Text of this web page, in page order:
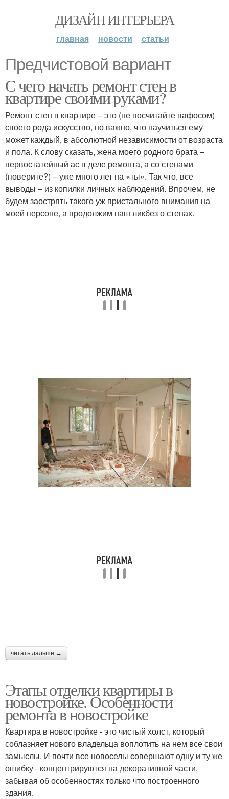
ДИЗАЙН ИНТЕРЬЕРА
главная новости статьи
Предчистовой вариант
С чего начать ремонт стен в
квартире своими руками?
Ремонт стен в квартире – это (не посчитайте пафосом)
своего рода искусство, но важно, что научиться ему
может каждый, в абсолютной независимости от возраста
и пола. К слову сказать, жена моего родного брата –
первостатейный ас в деле ремонта, а со стенами
(поверите?) – уже много лет на «ты». Так что, все
выводы – из копилки личных наблюдений. Впрочем, не
будем заострять такого уж пристального внимания на
моей персоне, а продолжим наш ликбез о стенах.
читать дальше →
Этапы отделки квартиры в
новостройке. Особенности
ремонта в новостройке
Квартира в новостройке - это чистый холст, который
соблазняет нового владельца воплотить на нем все свои
замыслы. И почти все новоселы совершают одну и ту же
ошибку - концентрируются на декоративной части,
забывая об особенностях только что построенного
здания.